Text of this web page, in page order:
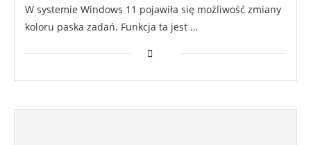
W systemie Windows 11 pojawiła się możliwość zmiany
koloru paska zadań. Funkcja ta jest …